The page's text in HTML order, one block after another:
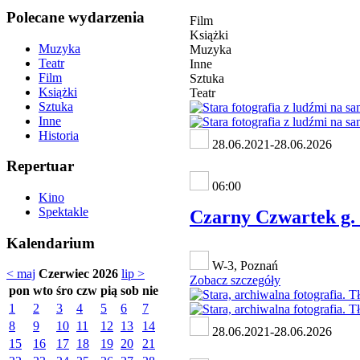
Polecane wydarzenia
Muzyka
Teatr
Film
Książki
Sztuka
Inne
Historia
Repertuar
Kino
Spektakle
Kalendarium
< maj Czerwiec 2026 lip >
pon wto śro czw pią sob nie
1
2 3 4 5 6
7
8
9 10 11 12 13
14
15
16 17 18 19 20
21
Film
Książki
Muzyka
Inne
Sztuka
Teatr
28.06.2021-28.06.2026
06:00
Czarny Czwartek g.
W-3, Poznań
Zobacz szczegóły
28.06.2021-28.06.2026